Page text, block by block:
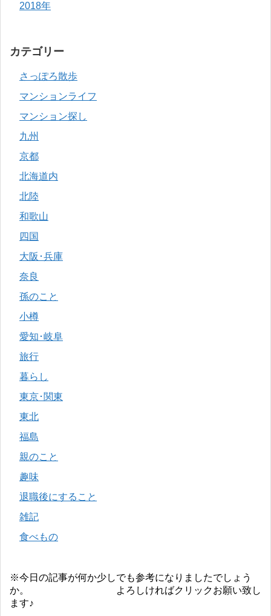
2018年
カテゴリー
さっぽろ散歩
マンションライフ
マンション探し
九州
京都
北海道内
北陸
和歌山
四国
大阪･兵庫
奈良
孫のこと
小樽
愛知･岐阜
旅行
暮らし
東京･関東
東北
福島
親のこと
趣味
退職後にすること
雑記
食べもの
※今日の記事が何か少しでも参考になりましたでしょう
か。 よろしければクリックお願い致し
ます♪